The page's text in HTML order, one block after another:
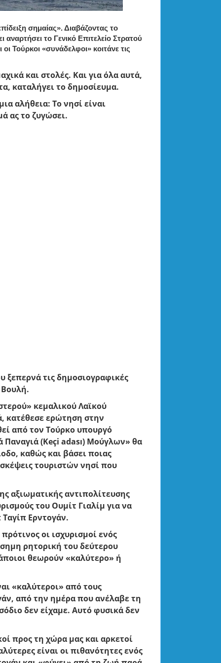
σημαίας». Διαβάζοντας το
αναρτήσει το Γενικό Επιτελείο Στρατού
Τούρκοι «συνάδελφοι» κοιτάνε τις
και στολές. Και για όλα αυτά,
καταλήγει το δημοσίευμα.
αλήθεια: Το νησί είναι
ας το ζυγώσει.
ξεπερνά τις δημοσιογραφικές
Βουλή.
κεμαλικού Λαϊκού
, κατέθεσε ερώτηση στην
από τον Τούρκο υπουργό
Παναγιά (Κeçi adası) Μούγλων» θα
καθώς και βάσει ποιας
τουριστών νησί που
αξιωματικής αντιπολίτευσης
του Ουμίτ Γιαλίμ για να
Ερντογάν.
οι ισχυρισμοί ενός
ρητορική του δεύτερου
θεωρούν «καλύτερο» ή
«καλύτεροι» από τους
από την ημέρα που ανέλαβε τη
δεν είχαμε. Αυτό φυσικά δεν
προς τη χώρα μας και αρκετοί
είναι οι πιθανότητες ενός